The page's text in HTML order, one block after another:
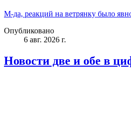
М-да, реакций на ветрянку было
Опубликовано
6 авг. 2026 г.
Новости две и обе в